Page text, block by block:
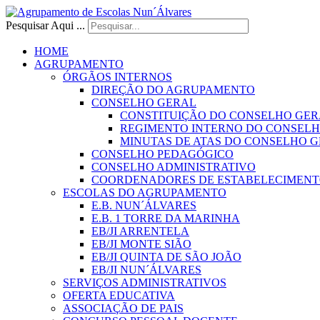
Pesquisar Aqui ...
HOME
AGRUPAMENTO
ÓRGÃOS INTERNOS
DIREÇÃO DO AGRUPAMENTO
CONSELHO GERAL
CONSTITUIÇÃO DO CONSELHO
REGIMENTO INTERNO DO
MINUTAS DE ATAS DO CONSELHO
CONSELHO PEDAGÓGICO
CONSELHO ADMINISTRATIVO
COORDENADORES DE
ESCOLAS DO AGRUPAMENTO
E.B. NUN´ÁLVARES
E.B. 1 TORRE DA MARINHA
EB/JI ARRENTELA
EB/JI MONTE SIÃO
EB/JI QUINTA DE SÃO JOÃO
EB/JI NUN´ÁLVARES
SERVIÇOS ADMINISTRATIVOS
OFERTA EDUCATIVA
ASSOCIAÇÃO DE PAIS